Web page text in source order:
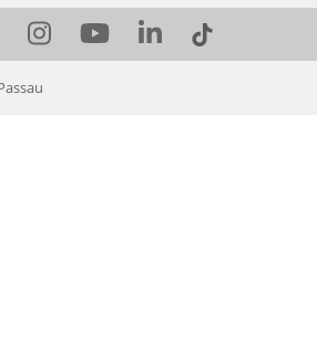
InstagramYouTube
LinkedIn